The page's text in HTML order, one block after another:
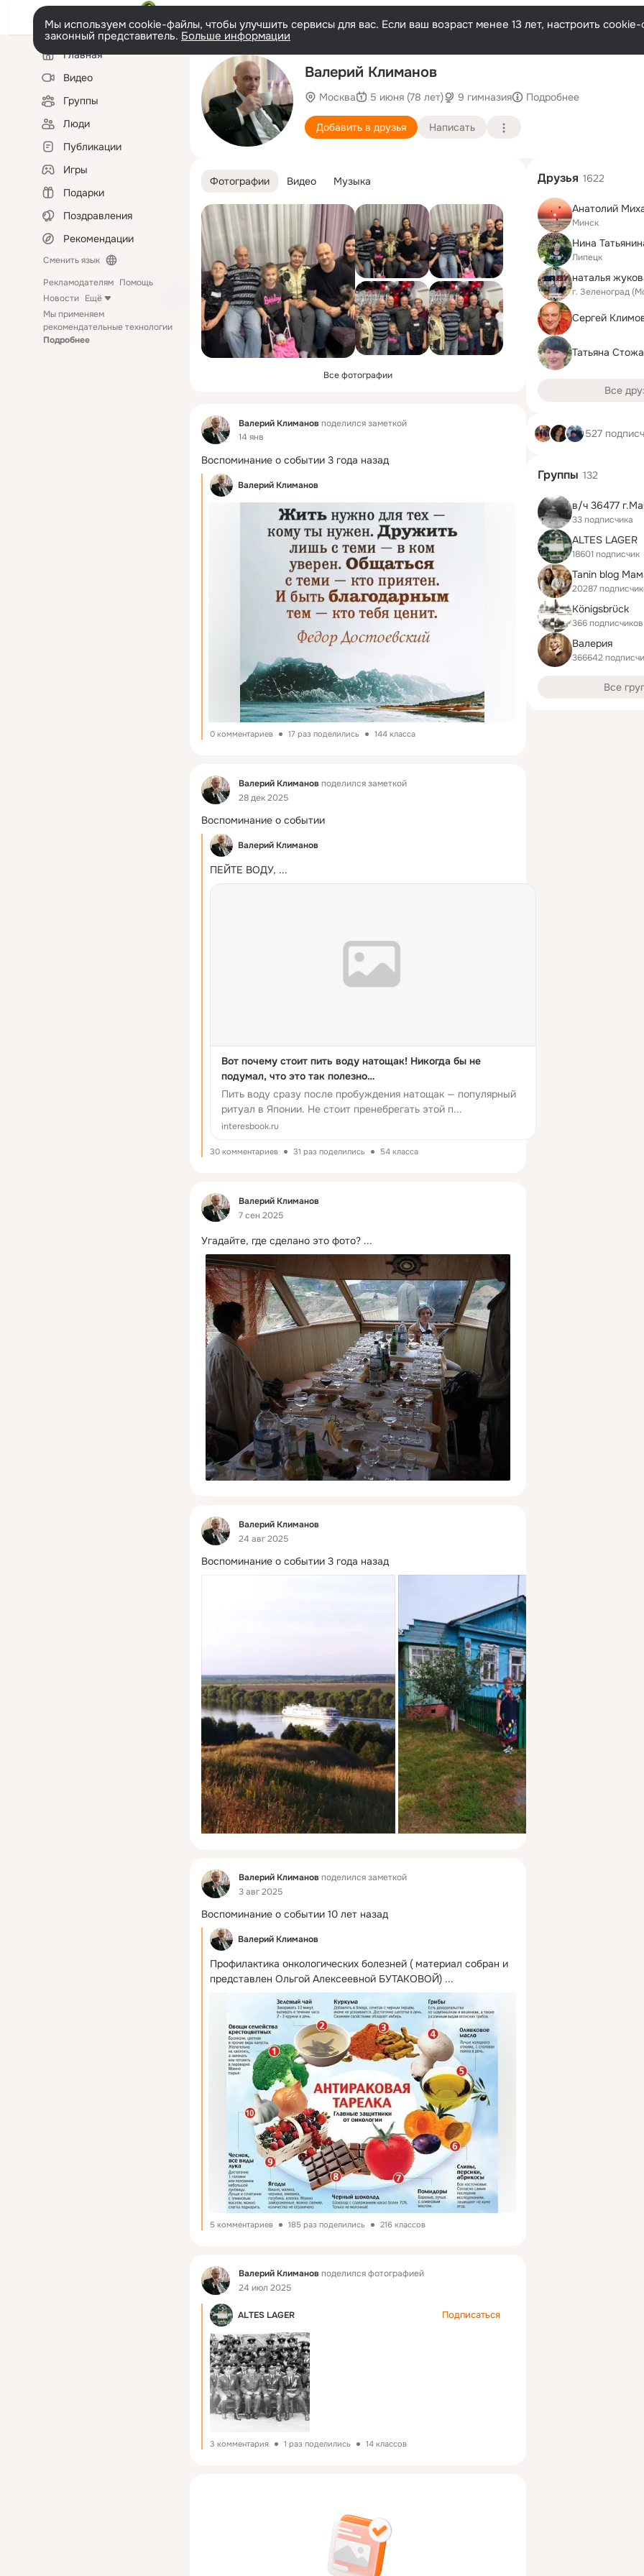
Мы используем cookie-файлы, чтобы улучшить сервисы для вас. Если ваш возраст менее 13 лет, настроить
законный представитель. Больше информации
Левая
колонкаГлавная
Видео
Группы
Люди
Публикации
Игры
Подарки
Поздравления
Рекомендации
Сменить язык
Рекламодателям Помощь
Новости Ещё
Мы применяем
рекомендательные технологии
Подробнее
Валерий Климанов
Москва 5 июня (78 лет) 9 гимназия Подробнее
Добавить в друзья Написать
Фотографии Видео Музыка
Все фотографии
Фид Валерий Климанов поделился заметкой
14 янв
Воспоминание о событии 3 года назад
Валерий Климанов
0 комментариев 17 раз поделились 144 класса
Фид Валерий Климанов поделился заметкой
28 дек 2025
Воспоминание о событии
Валерий Климанов
ПЕЙТЕ ВОДУ, ...
Вот почему стоит пить воду натощак! Никогда бы не
подумал, что это так полезно…
Пить воду сразу после пробуждения натощак — популярный
ритуал в Японии. Не стоит пренебрегать этой п...
interesbook.ru
30 комментариев 31 раз поделились 54 класса
Фид
Валерий Климанов
7 сен 2025
Угадайте, где сделано это фото? ...
Фид
Валерий Климанов
24 авг 2025
Воспоминание о событии 3 года назад
Фид Валерий Климанов поделился заметкой
3 авг 2025
Воспоминание о событии 10 лет назад
Валерий Климанов
Профилактика онкологических болезней ( материал собран и
представлен Ольгой Алексеевной БУТАКОВОЙ) ...
5 комментариев 185 раз поделились 216 классов
Фид Валерий Климанов поделился фотографией
24 июл 2025
ALTES LAGER Подписаться
3 комментария 1 раз поделились 14 классов
Друзья 1622
Анатолий
Минск
Липецк
наталья
г. Зеленоград
Сергей
Татьяна
Все
527
Группы 132
в/ч 36477
33 подписчика
ALTES LAGER
18601 подписчик
Tanin blog
20287
Königsbrück
366 подписчиков
Валерия
366642
Все